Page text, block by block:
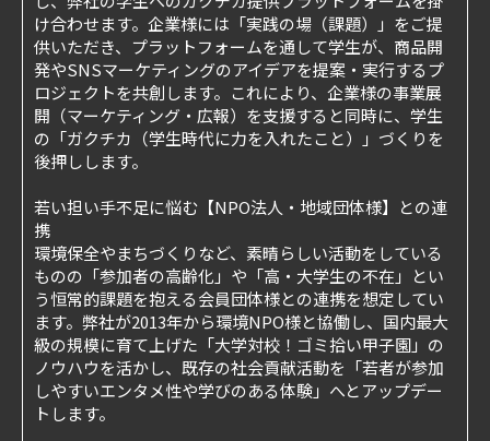
け合わせます。企業様には「実践の場（課題）」をご提
供いただき、プラットフォームを通して学生が、商品開
発やSNSマーケティングのアイデアを提案・実行するプ
ロジェクトを共創します。これにより、企業様の事業展
開（マーケティング・広報）を支援すると同時に、学生
の「ガクチカ（学生時代に力を入れたこと）」づくりを
後押しします。
若い担い手不足に悩む【NPO法人・地域団体様】との連
携
環境保全やまちづくりなど、素晴らしい活動をしている
ものの「参加者の高齢化」や「高・大学生の不在」とい
う恒常的課題を抱える会員団体様との連携を想定してい
ます。弊社が2013年から環境NPO様と協働し、国内最大
級の規模に育て上げた「大学対校！ゴミ拾い甲子園」の
ノウハウを活かし、既存の社会貢献活動を「若者が参加
しやすいエンタメ性や学びのある体験」へとアップデー
トします。